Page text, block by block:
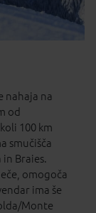
nahaja na
od
100 km
smučišča
in Braies.
omogoča
ima še
Monte